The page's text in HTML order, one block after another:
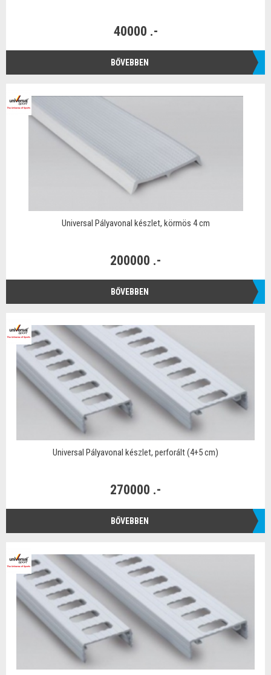
40000 .-
BŐVEBBEN
Universal Pályavonal készlet, körmös 4 cm
200000 .-
BŐVEBBEN
Universal Pályavonal készlet, perforált (4+5 cm)
270000 .-
BŐVEBBEN